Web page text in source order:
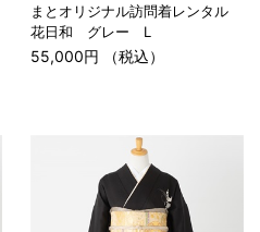
まとオリジナル訪問着レンタル
花日和 グレー L
55,000円 （税込）